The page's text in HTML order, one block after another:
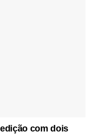
edição com dois